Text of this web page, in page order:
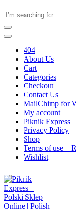
404
About Us
Cart
Categories
Checkout
Contact Us
MailChimp for
My account
Piknik Express
Privacy Policy
Shop
Terms of use –
Wishlist